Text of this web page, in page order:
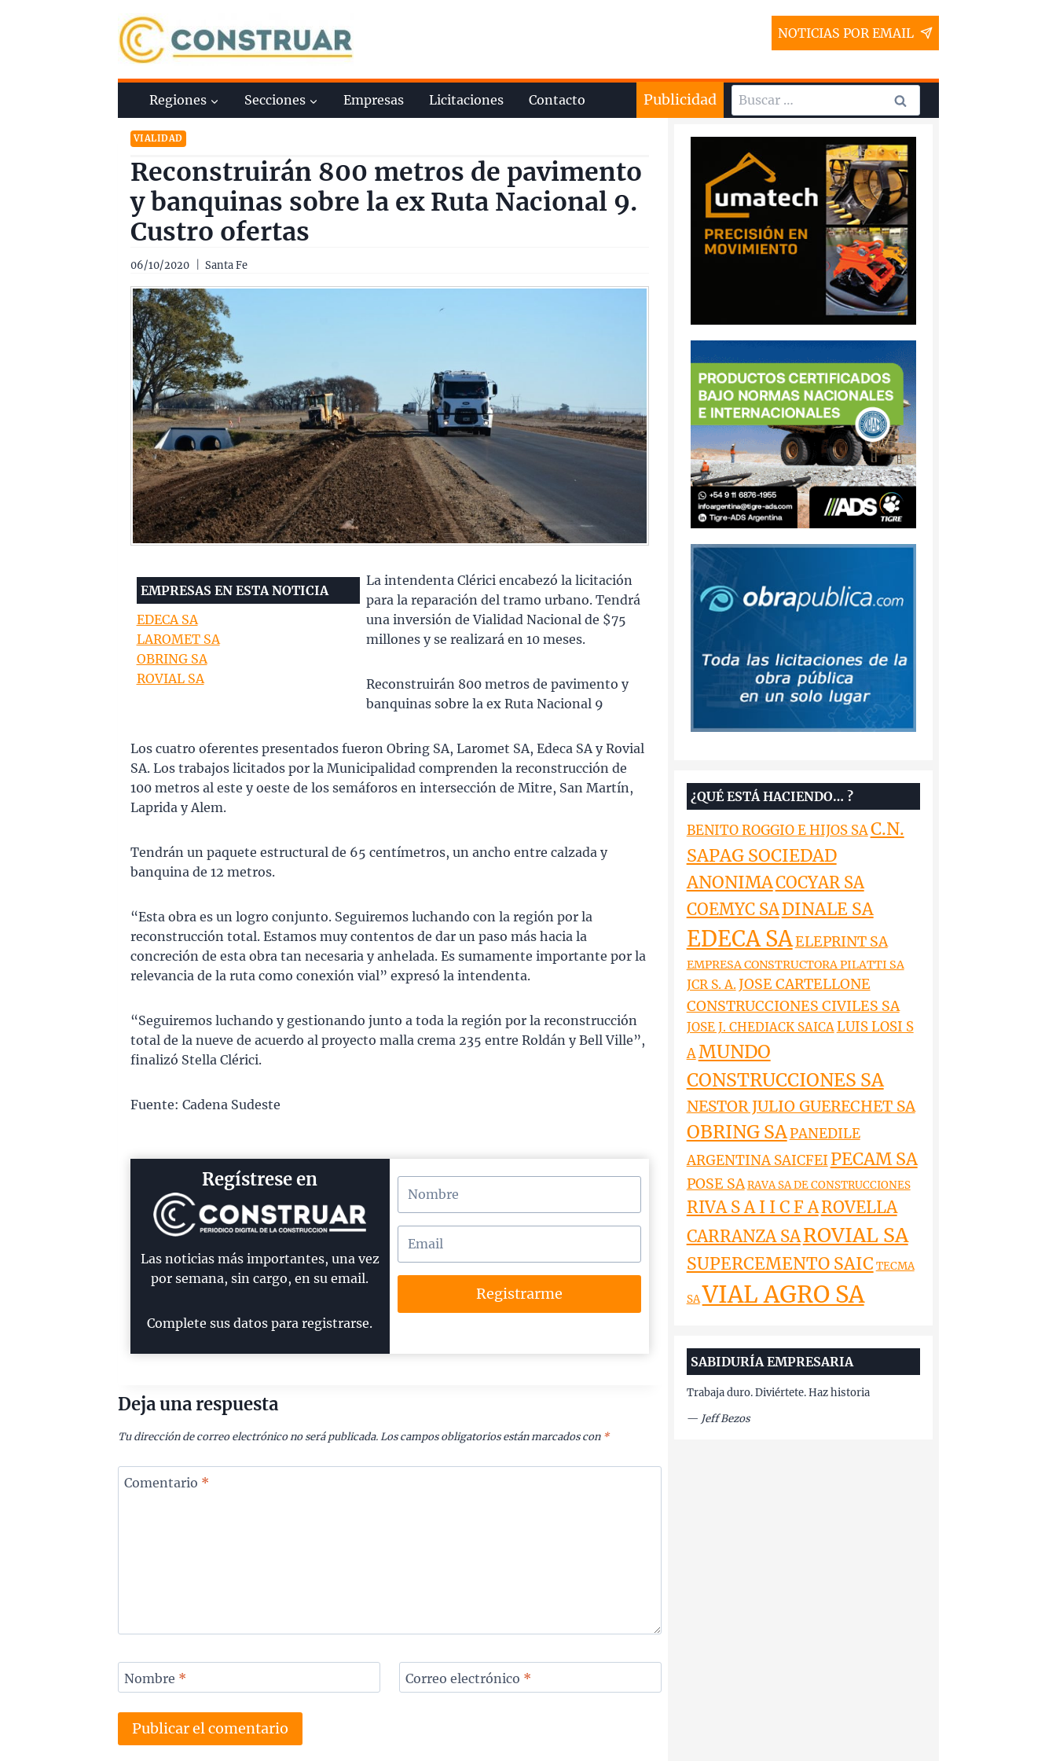
NOTICIAS POR EMAIL
Regiones Secciones Empresas Licitaciones Contacto Publicidad Buscar:
VIALIDAD
Reconstruirán 800 metros de pavimento
y banquinas sobre la ex Ruta Nacional 9.
Custro ofertas
06/10/2020 Santa Fe
EMPRESAS EN ESTA NOTICIA
EDECA SA
LAROMET SA
OBRING SA
ROVIAL SA
La intendenta Clérici encabezó la licitación
para la reparación del tramo urbano. Tendrá
una inversión de Vialidad Nacional de $75
millones y se realizará en 10 meses.
Reconstruirán 800 metros de pavimento y
banquinas sobre la ex Ruta Nacional 9
Los cuatro oferentes presentados fueron Obring SA, Laromet SA, Edeca SA y Rovial
SA. Los trabajos licitados por la Municipalidad comprenden la reconstrucción de
100 metros al este y oeste de los semáforos en intersección de Mitre, San Martín,
Laprida y Alem.
Tendrán un paquete estructural de 65 centímetros, un ancho entre calzada y
banquina de 12 metros.
“Esta obra es un logro conjunto. Seguiremos luchando con la región por la
reconstrucción total. Estamos muy contentos de dar un paso más hacia la
concreción de esta obra tan necesaria y anhelada. Es sumamente importante por la
relevancia de la ruta como conexión vial” expresó la intendenta.
“Seguiremos luchando y gestionando junto a toda la región por la reconstrucción
total de la nueve de acuerdo al proyecto malla crema 235 entre Roldán y Bell Ville”,
finalizó Stella Clérici.
Fuente: Cadena Sudeste
Regístrese en
Las noticias más importantes, una vez
por semana, sin cargo, en su email.
Complete sus datos para registrarse.
Registrarme
Deja una respuesta
Tu dirección de correo electrónico no será publicada. Los campos obligatorios están marcados con *
Comentario *
Nombre * Correo electrónico *
¿QUÉ ESTÁ HACIENDO… ?
BENITO ROGGIO E HIJOS SAC.N.
SAPAG SOCIEDAD
ANONIMACOCYAR SA
COEMYC SADINALE SA
EDECA SAELEPRINT SA
EMPRESA CONSTRUCTORA PILATTI SA
JCR S. A.JOSE CARTELLONE
CONSTRUCCIONES CIVILES SA
JOSE J. CHEDIACK SAICALUIS LOSI S
AMUNDO
CONSTRUCCIONES SA
NESTOR JULIO GUERECHET SA
OBRING SAPANEDILE
ARGENTINA SAICFEI PECAM SA
POSE SARAVA SA DE CONSTRUCCIONES
RIVA S A I I C F AROVELLA
CARRANZA SAROVIAL SA
SUPERCEMENTO SAIC TECMA
SAVIAL AGRO SA
SABIDURÍA EMPRESARIA
Trabaja duro. Diviértete. Haz historia
— Jeff Bezos